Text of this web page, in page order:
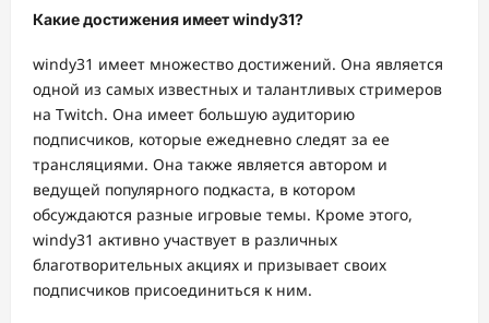
Какие достижения имеет windy31?
windy31 имеет множество достижений. Она является
одной из самых известных и талантливых стримеров
на Twitch. Она имеет большую аудиторию
подписчиков, которые ежедневно следят за ее
трансляциями. Она также является автором и
ведущей популярного подкаста, в котором
обсуждаются разные игровые темы. Кроме этого,
windy31 активно участвует в различных
благотворительных акциях и призывает своих
подписчиков присоединиться к ним.